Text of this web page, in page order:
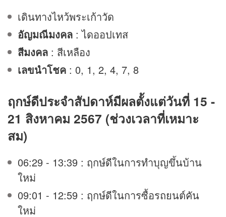
เดินทางไหว้พระเก้าวัด
อัญมณีมงคล : ไดออปเทส
สีมงคล : สีเหลือง
เลขนำโชค : 0, 1, 2, 4, 7, 8
ฤกษ์ดีประจำสัปดาห์มีผลตั้งแต่วันที่ 15 -
21 สิงหาคม 2567 (ช่วงเวลาที่เหมาะ
สม)
06:29 - 13:39 : ฤกษ์ดีในการทำบุญขึ้นบ้าน
ใหม่
09:01 - 12:59 : ฤกษ์ดีในการซื้อรถยนต์คัน
ใหม่